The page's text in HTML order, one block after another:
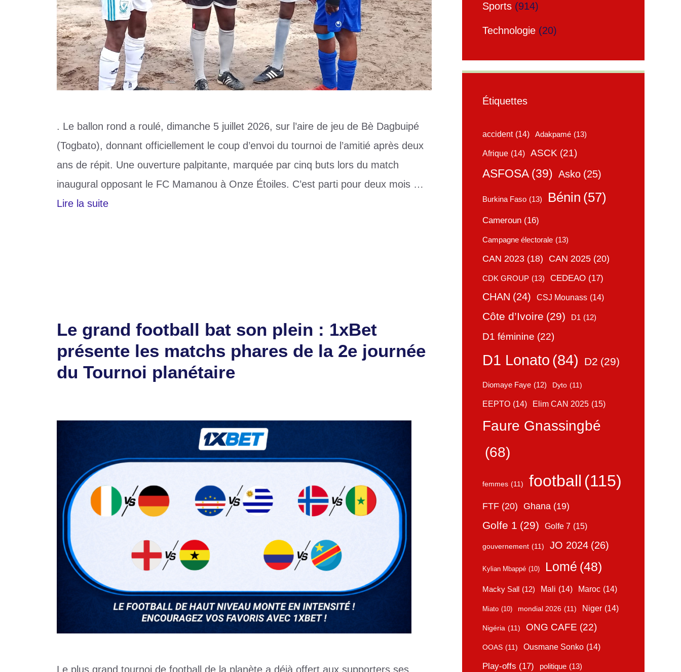
. Le ballon rond a roulé, dimanche 5 juillet 2026, sur l’aire de jeu de Bè Dagbuipé
(Togbato), donnant officiellement le coup d’envoi du tournoi de l’amitié après deux
ans de répit. Une ouverture palpitante, marquée par cinq buts lors du match
inaugural opposant le FC Mamanou à Onze Étoiles. C’est parti pour deux mois …
Lire la suite
Le grand football bat son plein : 1xBet
présente les matchs phares de la 2e journée
du Tournoi planétaire
Le plus grand tournoi de football de la planète a déjà offert aux supporters ses
Sports (914)
Technologie (20)
Étiquettes
accident (14) Adakpamé (13)
Afrique (14) ASCK (21)
ASFOSA (39) Asko (25)
Burkina Faso (13) Bénin (57)
Cameroun (16)
Campagne électorale (13)
CAN 2023 (18) CAN 2025 (20)
CDK GROUP (13) CEDEAO (17)
CHAN (24) CSJ Mounass (14)
Côte d’Ivoire (29) D1 (12)
D1 féminine (22)
D1 Lonato (84) D2 (29)
Diomaye Faye (12) Dyto (11)
EEPTO (14) Elim CAN 2025 (15)
Faure Gnassingbé
(68)
femmes (11) football (115)
FTF (20) Ghana (19)
Golfe 1 (29) Golfe 7 (15)
gouvernement (11) JO 2024 (26)
Kylian Mbappé (10) Lomé (48)
Macky Sall (12) Mali (14) Maroc (14)
Miato (10) mondial 2026 (11) Niger (14)
Nigéria (11) ONG CAFE (22)
OOAS (11) Ousmane Sonko (14)
Play-offs (17) politique (13)